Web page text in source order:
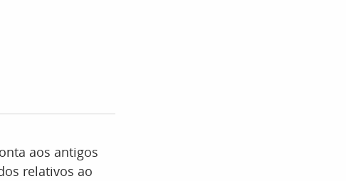
aos antigos
relativos ao